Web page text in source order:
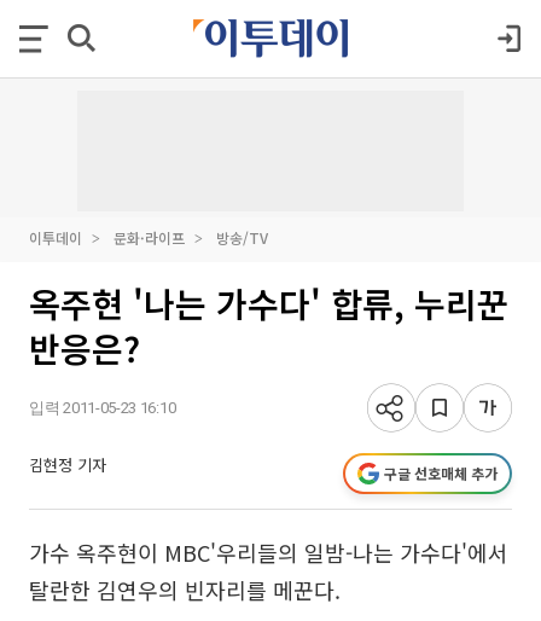
이투데이 문화·라이프 방송/TV
옥주현 '나는 가수다' 합류, 누리꾼
반응은?
입력 2011-05-23 16:10
김현정 기자 구글 선호매체 추가
가수 옥주현이 MBC'우리들의 일밤-나는 가수다'에서
탈란한 김연우의 빈자리를 메꾼다.